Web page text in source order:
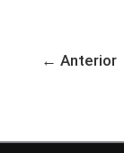
← Anterior